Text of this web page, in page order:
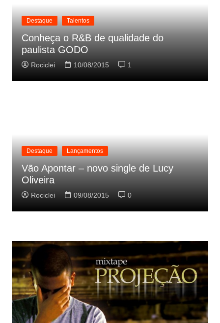
Destaque Talentos
Conheça o R&B de qualidade do
paulista GODO
Rociclei 10/08/2015 1
Destaque Lançamentos
Vão Apontar – novo single de Lucy
Oliveira
Rociclei 09/08/2015 0